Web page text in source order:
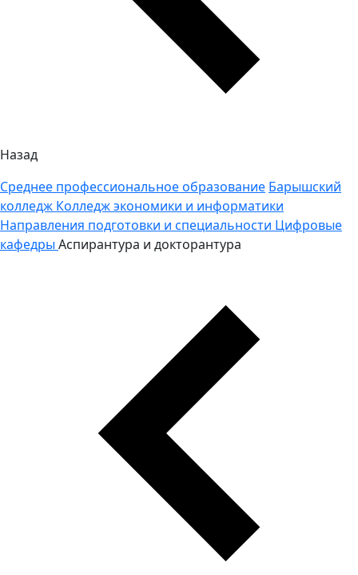
Назад
Среднее профессиональное образование Барышский
колледж Колледж экономики и информатики
Направления подготовки и специальности Цифровые
кафедры Аспирантура и докторантура